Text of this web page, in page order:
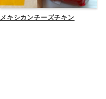
メキシカンチーズチキン